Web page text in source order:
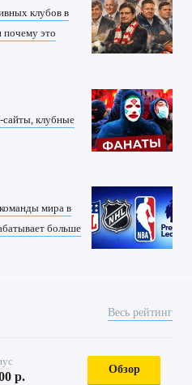
клубов в
почему это
клубные
мира в
больше
Весь рейтинг
р.
Обзор